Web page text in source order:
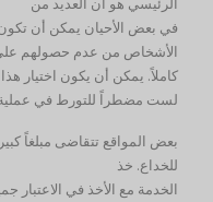
في بعض الأحيان يمكن أن
الأشخاص من عدم حصولهم
كاملاً. يمكن أن يكون اختيار
لست مضطراً للتورط في عملية
بعض المواقع تتقاضى مبلغاً
للخداع. خذ
الخدمة مع الأخذ في الاعتبار